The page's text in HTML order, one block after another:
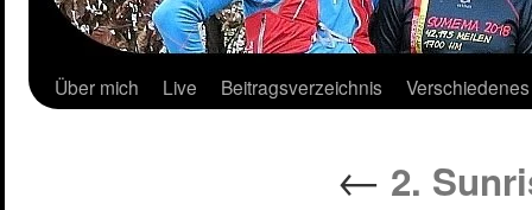
Über mich Live Beitragsverzeichnis Verschiedenes
← 2.